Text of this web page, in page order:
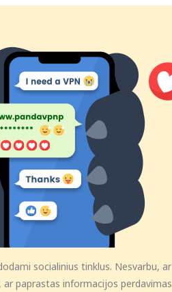
socialinius tinklus. Nesvarbu,
ar paprastas informacijos